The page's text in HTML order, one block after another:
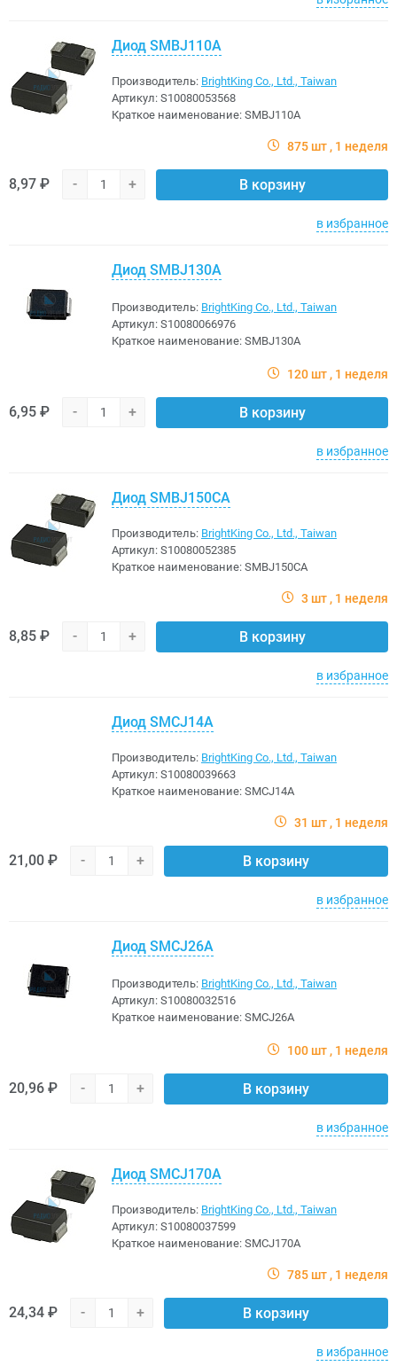
Диод SMBJ110A
Производитель: BrightKing Co., Ltd., Taiwan
Артикул: S10080053568
Краткое наименование: SMBJ110A
875 шт 1 неделя
8,97 ₽ - + В корзину
в избранное
Диод SMBJ130A
Производитель: BrightKing Co., Ltd., Taiwan
Артикул: S10080066976
Краткое наименование: SMBJ130A
120 шт 1 неделя
6,95 ₽ - + В корзину
в избранное
Диод SMBJ150CA
Производитель: BrightKing Co., Ltd., Taiwan
Артикул: S10080052385
Краткое наименование: SMBJ150CA
3 шт 1 неделя
8,85 ₽ - + В корзину
в избранное
Диод SMCJ14A
Производитель: BrightKing Co., Ltd., Taiwan
Артикул: S10080039663
Краткое наименование: SMCJ14A
31 шт 1 неделя
21,00 ₽ - + В корзину
в избранное
Диод SMCJ26A
Производитель: BrightKing Co., Ltd., Taiwan
Артикул: S10080032516
Краткое наименование: SMCJ26A
100 шт 1 неделя
20,96 ₽ - + В корзину
в избранное
Диод SMCJ170A
Производитель: BrightKing Co., Ltd., Taiwan
Артикул: S10080037599
Краткое наименование: SMCJ170A
785 шт 1 неделя
24,34 ₽ - + В корзину
в избранное